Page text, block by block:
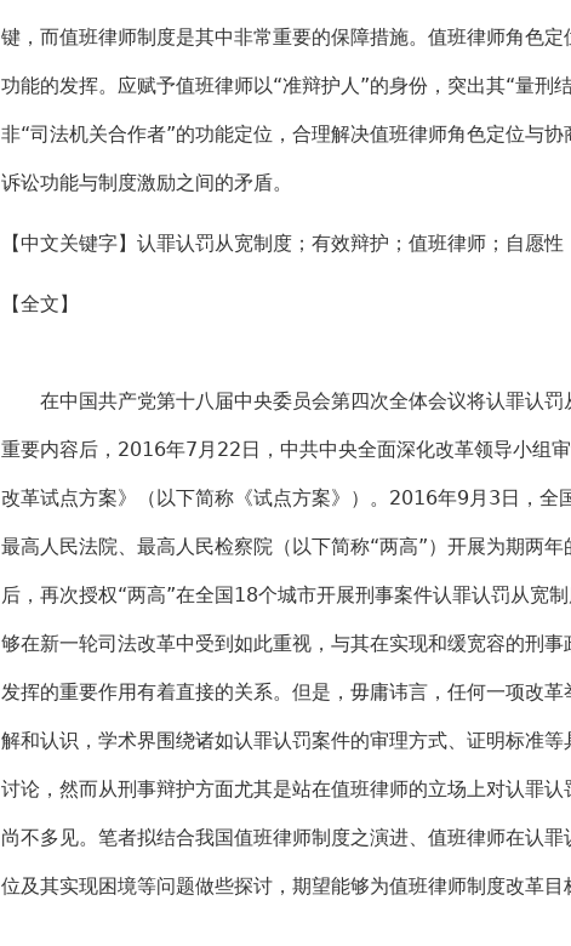
键，而值班律师制度是其中非常重要的保障措施。值班律师角色
功能的发挥。应赋予值班律师以“准辩护人”的身份，突出其“量刑
非“司法机关合作者”的功能定位，合理解决值班律师角色定位与协
诉讼功能与制度激励之间的矛盾。
【中文关键字】认罪认罚从宽制度；有效辩护；值班律师；自愿性
【全文】
在中国共产党第十八届中央委员会第四次全体会议将认罪认罚
重要内容后，2016年7月22日，中共中央全面深化改革领导小组
改革试点方案》（以下简称《试点方案》）。2016年9月3日，全
最高人民法院、最高人民检察院（以下简称“两高”）开展为期两
后，再次授权“两高”在全国18个城市开展刑事案件认罪认罚从宽
够在新一轮司法改革中受到如此重视，与其在实现和缓宽容的刑
发挥的重要作用有着直接的关系。但是，毋庸讳言，任何一项改
解和认识，学术界围绕诸如认罪认罚案件的审理方式、证明标准
讨论，然而从刑事辩护方面尤其是站在值班律师的立场上对认罪
尚不多见。笔者拟结合我国值班律师制度之演进、值班律师在认
位及其实现困境等问题做些探讨，期望能够为值班律师制度改革目